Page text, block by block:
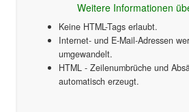
Weitere Informationen
Keine HTML-Tags erlaubt.
Internet- und E-Mail-Adressen
umgewandelt.
HTML - Zeilenumbrüche und
automatisch erzeugt.